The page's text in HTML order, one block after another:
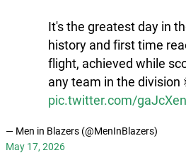
It's the greatest day in
history and first time
flight, achieved while
any team in the division
pic.twitter.com/
— Men in Blazers (@MenInBlazers)
May 17, 2026